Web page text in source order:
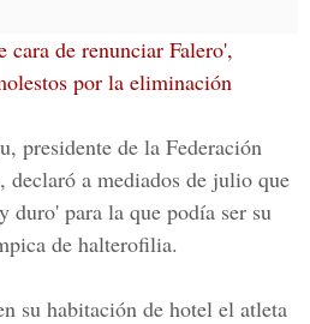
cara de renunciar Falero',
por la eliminación
presidente de la Federación
, declaró a mediados de julio que
duro' para la que podía ser su
de halterofilia.
su habitación de hotel el atleta